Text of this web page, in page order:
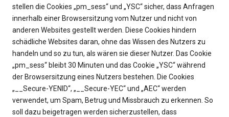
stellen die Cookies „pm_sess“ und „YSC“ sicher, dass Anfragen
innerhalb einer Browsersitzung vom Nutzer und nicht von
anderen Websites gestellt werden. Diese Cookies hindern
schädliche Websites daran, ohne das Wissen des Nutzers zu
handeln und so zu tun, als wären sie dieser Nutzer. Das Cookie
„pm_sess“ bleibt 30 Minuten und das Cookie „YSC“ während
der Browsersitzung eines Nutzers bestehen. Die Cookies
„__Secure-YENID“, „__Secure-YEC“ und „AEC“ werden
verwendet, um Spam, Betrug und Missbrauch zu erkennen. So
soll dazu beigetragen werden sicherzustellen, dass